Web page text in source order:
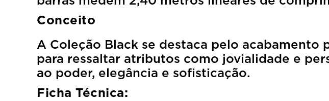
Conceito
A Coleção Black se destaca pelo
para ressaltar atributos como jovialidade e
ao poder, elegância e sofisticação.
Ficha Técnica: